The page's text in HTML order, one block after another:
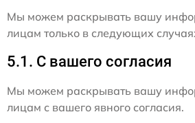
Мы можем раскрывать вашу
лицам только в следующих
5.1. С вашего согласия
Мы можем раскрывать вашу
лицам с вашего явного согласия.